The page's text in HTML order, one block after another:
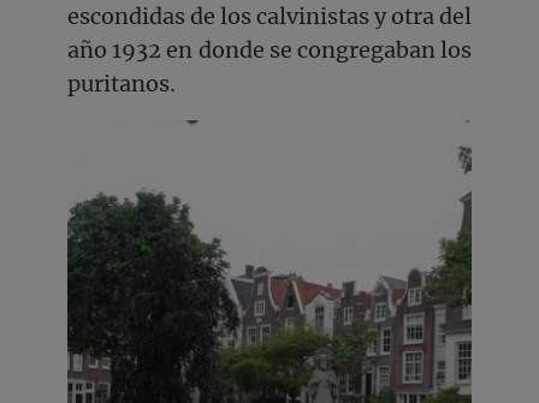
escondidas de los calvinistas y otra del
año 1932 en donde se congregaban los
puritanos.